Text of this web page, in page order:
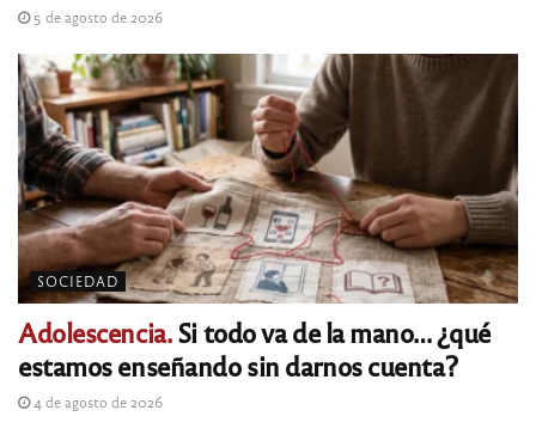
5 de agosto de 2026
SOCIEDAD
Adolescencia.Si todo va de la mano… ¿qué
estamos enseñando sin darnos cuenta?
4 de agosto de 2026